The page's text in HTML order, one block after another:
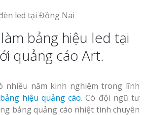
bảng hiệu led tại
quảng cáo Art.
nhiều năm kinh nghiệm trong lĩnh
hiệu quảng cáo. Có đội ngũ tư
bảng quảng cáo nhiệt tình chuyên